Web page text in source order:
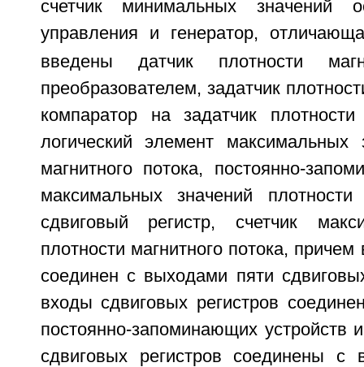
счетчик минимальных значений
управления и генератор,
введены датчик плотности
преобразователем, задатчик
компаратор на задатчик плотности
логический элемент максимальных
магнитного потока, постоянно-
максимальных значений плотности
сдвиговый регистр, счетчик
плотности магнитного потока,
соединен с выходами пяти
входы сдвиговых регистров
постоянно-запоминающих устройств
сдвиговых регистров соединены с